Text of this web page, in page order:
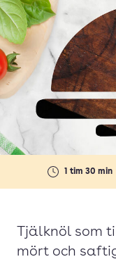
1 tim 30 min
Tjälknöl som
mört och